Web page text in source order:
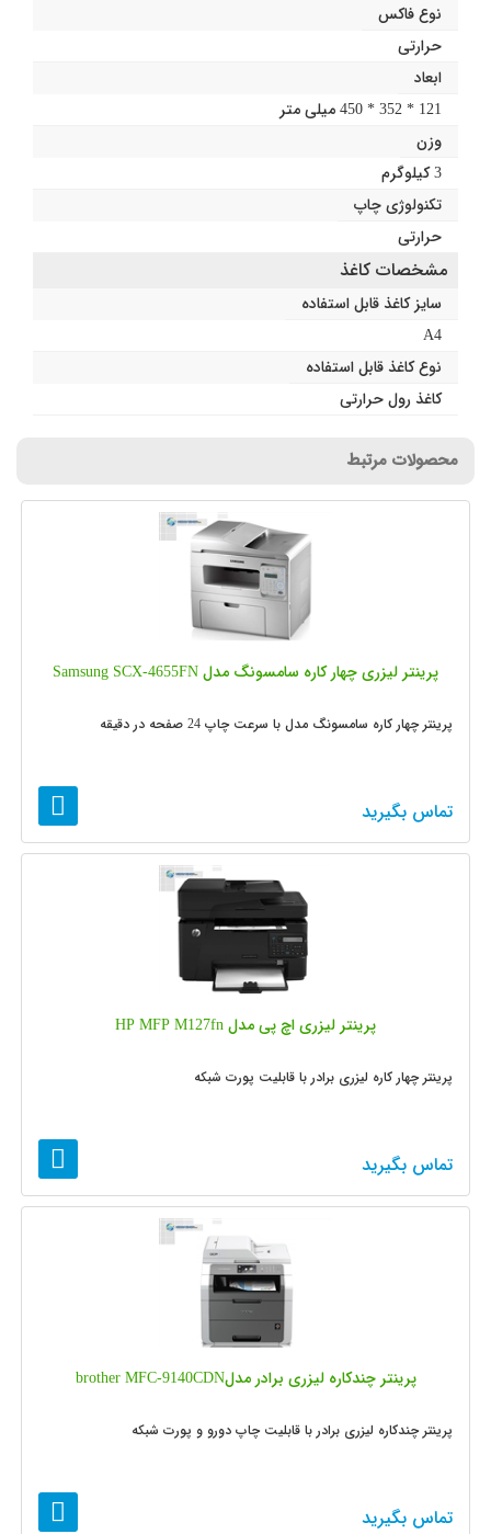
نوع فاکس
حرارتی
ابعاد
121 * 352 * 450 میلی متر
وزن
3 کیلوگرم
تکنولوژی چاپ
حرارتی
مشخصات کاغذ
سایز کاغذ قابل استفاده
A4
نوع کاغذ قابل استفاده
کاغذ رول حرارتی
محصولات مرتبط
پرینتر لیزری چهار کاره سامسونگ مدل Samsung SCX-4655FN
پرینتر چهار کاره سامسونگ مدل با سرعت چاپ 24 صفحه در دقیقه
تماس بگیرید
پرینتر لیزری اچ پی مدل HP MFP M127fn
پرینتر چهار کاره لیزری برادر با قابلیت پورت شبکه
تماس بگیرید
پرینتر چندکاره لیزری برادر مدلbrother MFC-9140CDN
پرینتر چندکاره لیزری برادر با قابلیت چاپ دورو و پورت شبکه
تماس بگیرید